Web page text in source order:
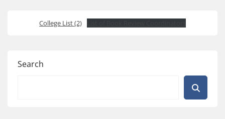
College List (2)
Search